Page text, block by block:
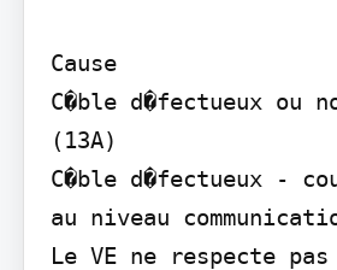
Cause
C�ble d�fectueux ou
(13A)
C�ble d�fectueux -
au niveau
Le VE ne respecte